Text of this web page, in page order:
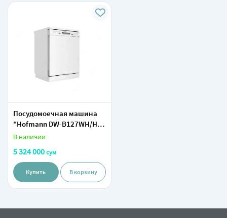
Посудомоечная машина
"Hofmann DW-B127WH/HF"
(Белая) NEW
В наличии
5 324 000сум
Купить В корзину